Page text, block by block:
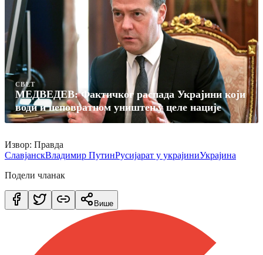
СВЕТ
МЕДВЕДЕВ: Фактичког распада Украјини који
води и неповратном уништењу целе нације
Извор: Правда
СлавјанскВладимир ПутинРусијарат у украјиниУкрајина
Подели чланак
Више